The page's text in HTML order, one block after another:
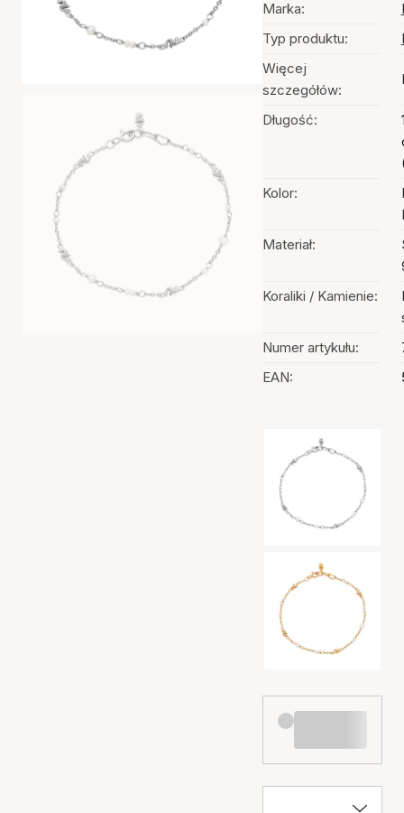
Marka:
Typ produktu:
Więcej
szczegółów:
Długość:
Kolor:
Materiał:
Koraliki / Kamienie:
Numer artykułu:
EAN:
Wybór kolorów